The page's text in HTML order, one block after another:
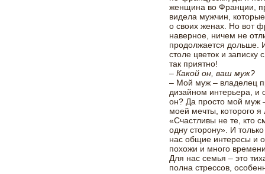
женщина во Франции,
видела мужчин,
о своих женах. Но вот
наверное, ничем не
продолжается дольше.
столе цветок и
так приятно!
– Какой он, ваш муж?
– Мой муж – владелец
дизайном интерьера, и
он? Да просто мой муж
моей мечты, которого
«Счастливы не те, кто
одну сторону». И
нас общие интересы и
похожи и много
Для нас семья – это
полна стрессов,